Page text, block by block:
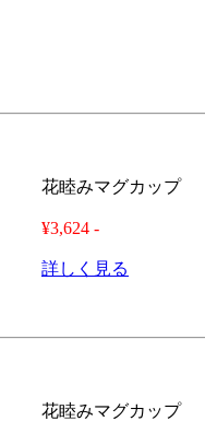
花睦みマグカップ
¥3,624 -
詳しく見る
花睦みマグカップ